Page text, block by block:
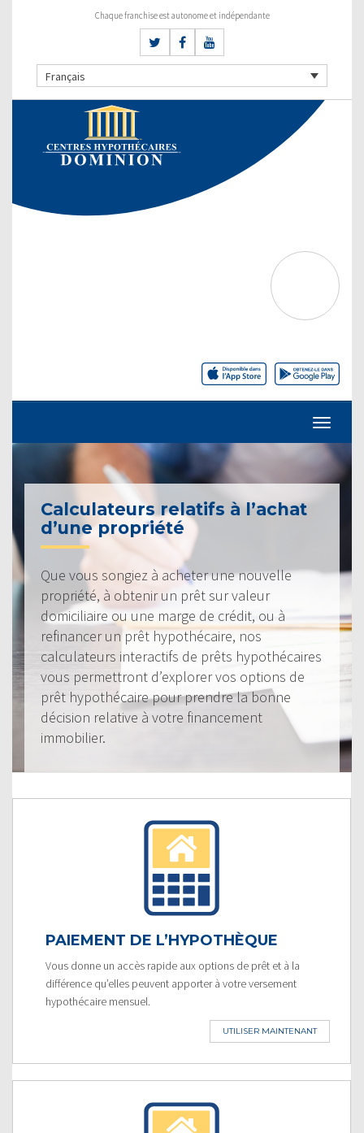
Chaque franchise est autonome et indépendante
Français
Calculateurs relatifs à l’achat
d’une propriété
Que vous songiez à acheter une nouvelle
propriété, à obtenir un prêt sur valeur
domiciliaire ou une marge de crédit, ou à
refinancer un prêt hypothécaire, nos
calculateurs interactifs de prêts hypothécaires
vous permettront d’explorer vos options de
prêt hypothécaire pour prendre la bonne
décision relative à votre financement
immobilier.
PAIEMENT DE L’HYPOTHÈQUE
Vous donne un accès rapide aux options de prêt et à la
différence qu’elles peuvent apporter à votre versement
hypothécaire mensuel.
UTILISER MAINTENANT